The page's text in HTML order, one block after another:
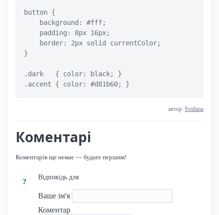
button {
    background: #fff;
    padding: 8px 16px;
    border: 2px solid currentColor;
}
.dark   { color: black; }
.accent { color: #d81b60; }
автор: Svitlana
Коментарі
Коментарів ще немає — будьте першим!
?
Відповідь для
Ваше ім'я
Коментар